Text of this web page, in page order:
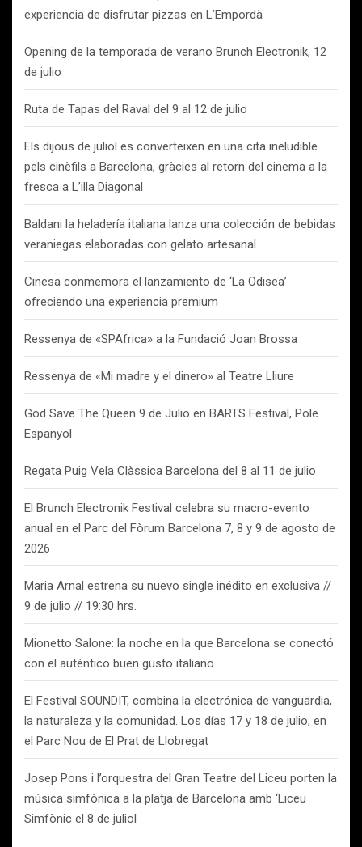
experiencia de disfrutar pizzas en L’Empordà
Opening de la temporada de verano Brunch Electronik, 12
de julio
Ruta de Tapas del Raval del 9 al 12 de julio
Els dijous de juliol es converteixen en una cita ineludible
pels cinèfils a Barcelona, gràcies al retorn del cinema a la
fresca a L’illa Diagonal
Baldani la heladería italiana lanza una colección de bebidas
veraniegas elaboradas con gelato artesanal
Cinesa conmemora el lanzamiento de ‘La Odisea’
ofreciendo una experiencia premium
Ressenya de «SPAfrica» a la Fundació Joan Brossa
Ressenya de «Mi madre y el dinero» al Teatre Lliure
God Save The Queen 9 de Julio en BARTS Festival, Pole
Espanyol
Regata Puig Vela Clàssica Barcelona del 8 al 11 de julio
El Brunch Electronik Festival celebra su macro-evento
anual en el Parc del Fòrum Barcelona 7, 8 y 9 de agosto de
2026
Maria Arnal estrena su nuevo single inédito en exclusiva //
9 de julio // 19:30 hrs.
Mionetto Salone: la noche en la que Barcelona se conectó
con el auténtico buen gusto italiano
El Festival SOUNDIT, combina la electrónica de vanguardia,
la naturaleza y la comunidad. Los días 17 y 18 de julio, en
el Parc Nou de El Prat de Llobregat
Josep Pons i l’orquestra del Gran Teatre del Liceu porten la
música simfònica a la platja de Barcelona amb ‘Liceu
Simfònic el 8 de juliol